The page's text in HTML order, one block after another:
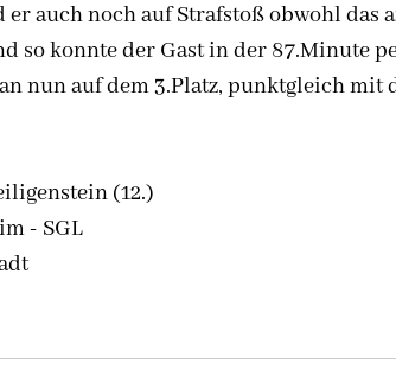
auch noch auf Strafstoß obwohl das
so konnte der Gast in der 87.Minute
nun auf dem 3.Platz, punktgleich mit
(12.)
- SGL